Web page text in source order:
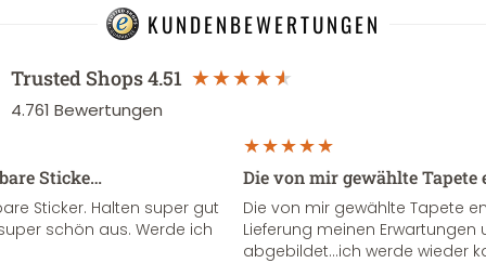
KUNDENBEWERTUNGEN
Trusted Shops4.51
4.761 Bewertungen
Sticke…
Sticker. Halten super gut
schön aus. Werde ich
Die von mir gewählte
Die von mir gewählte Tapete
Lieferung meinen Erwartungen
abgebildet...ich werde wieder